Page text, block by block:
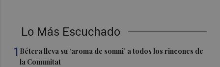
Lo Más Escuchado
1 Bétera lleva su ‘aroma de somni’ a todos los rincones de
la Comunitat